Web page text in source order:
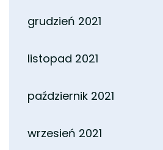
grudzień 2021
listopad 2021
październik 2021
wrzesień 2021